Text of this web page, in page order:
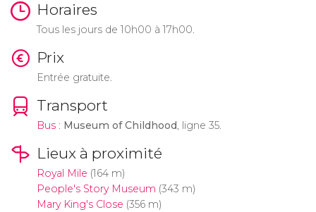
Horaires
Tous les jours de 10h00 à 17h00.
Prix
Entrée gratuite.
Transport
Bus: Museum of Childhood, ligne 35.
Lieux à proximité
Royal Mile (164 m)
People's Story Museum (343 m)
Mary King's Close (356 m)